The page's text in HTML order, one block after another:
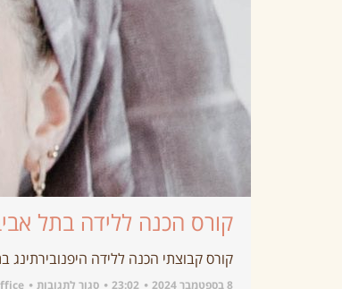
קורס הכנה ללידה בתל
קורס קבוצתי הכנה ללידה היפנובירתינג בתל אביב יפו
8 בספטמבר 2024 23:02 סגור לתגובות